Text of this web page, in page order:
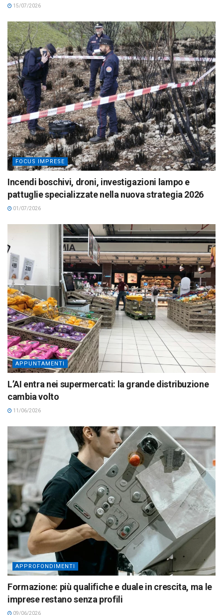
15/07/2026
FOCUS IMPRESE
Incendi boschivi, droni, investigazioni lampo e
pattuglie specializzate nella nuova strategia 2026
01/07/2026
APPUNTAMENTI
L’AI entra nei supermercati: la grande distribuzione
cambia volto
11/06/2026
APPROFONDIMENTI
Formazione: più qualifiche e duale in crescita, ma le
imprese restano senza profili
09/06/2026